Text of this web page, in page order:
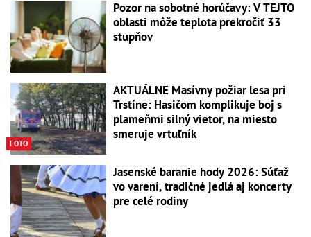
Pozor na sobotné horúčavy: V TEJTO
oblasti môže teplota prekročiť 33
stupňov
FOTO
AKTUÁLNE Masívny požiar lesa pri
Trstíne: Hasičom komplikuje boj s
plameňmi silný vietor, na miesto
smeruje vrtuľník
Jasenské baranie hody 2026: Súťaž
vo varení, tradičné jedlá aj koncerty
pre celé rodiny